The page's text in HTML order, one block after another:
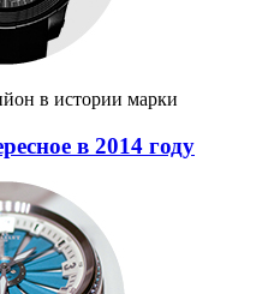
в истории марки
в 2014 году